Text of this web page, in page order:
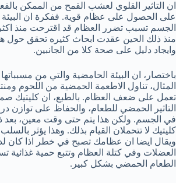
ان التاثير القلوي لعشب القمح من الممكن
على الحصول على عظام قوية. ففكرة ان البيئة
منذ ذلك الحين عقدت ابحاث كثيره تحقق حول
وايجاد دليل على صحة كلا من الجانبين.
باختصار، ان البيئة الحامضية والتي من
المثال، تناول الاطعمة الحمضية من اللحوم
تعمل على ضعف العظام. بالطبع، ان كليتيك
التاثير الحمضي للطعام، والحفاظ على توازن
في الجسم. ولكن هذا يتم حتى وقت معين، بعد
كليتيك لا تتحملان القيام بذلك. وهذا يؤثر
ويقال ايضا ان عظامك تصبح في خطر اذا كان
العضلات وفي كتلة العظام وتتبع حمية غذائية
الطعام الحمضي بشكل كبير.